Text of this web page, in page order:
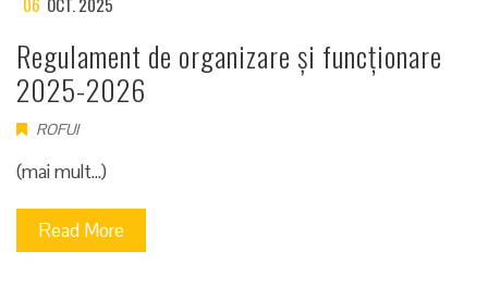
Regulament de organizare și funcționare
2025-2026
ROFUI
(mai mult…)
Read More